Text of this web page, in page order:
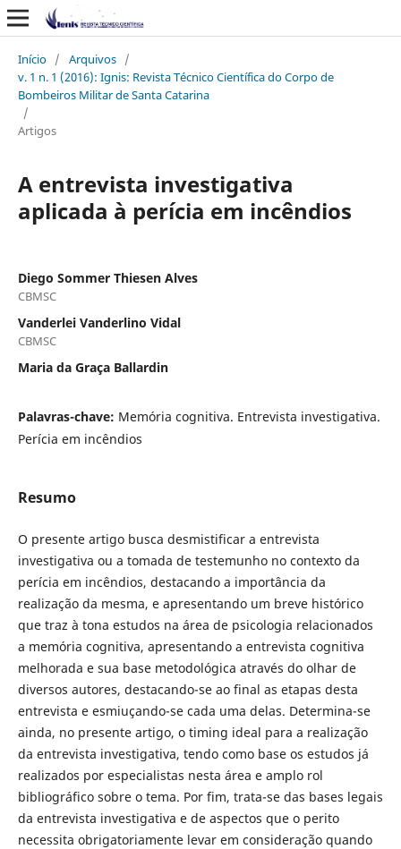
Início / Arquivos /
v. 1 n. 1 (2016): Ignis: Revista Técnico Científica do Corpo de
Bombeiros Militar de Santa Catarina
/
Artigos
A entrevista investigativa
aplicada à perícia em incêndios
Diego Sommer Thiesen Alves
CBMSC
Vanderlei Vanderlino Vidal
CBMSC
Maria da Graça Ballardin
Palavras-chave: Memória cognitiva. Entrevista investigativa.
Perícia em incêndios
Resumo
O presente artigo busca desmistificar a entrevista
investigativa ou a tomada de testemunho no contexto da
perícia em incêndios, destacando a importância da
realização da mesma, e apresentando um breve histórico
que traz à tona estudos na área de psicologia relacionados
a memória cognitiva, apresentando a entrevista cognitiva
melhorada e sua base metodológica através do olhar de
diversos autores, destacando-se ao final as etapas desta
entrevista e esmiuçando-se cada uma delas. Determina-se
ainda, no presente artigo, o timing ideal para a realização
da entrevista investigativa, tendo como base os estudos já
realizados por especialistas nesta área e amplo rol
bibliográfico sobre o tema. Por fim, trata-se das bases legais
da entrevista investigativa e de aspectos que o perito
necessita obrigatoriamente levar em consideração quando